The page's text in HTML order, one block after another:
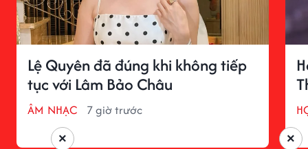
Lệ Quyên đã đúng khi không tiếp
tục với Lâm Bảo Châu
ÂM NHẠC 7 giờ trước
×
×